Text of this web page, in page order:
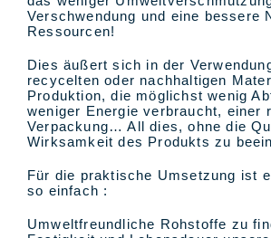
Verschwendung und eine bessere
Ressourcen!
Dies äußert sich in der
recycelten oder nachhaltigen
Produktion, die möglichst wenig
weniger Energie verbraucht, einer
Verpackung… All dies, ohne die
Wirksamkeit des Produkts zu
Für die praktische Umsetzung ist
so einfach :
Umweltfreundliche Rohstoffe zu